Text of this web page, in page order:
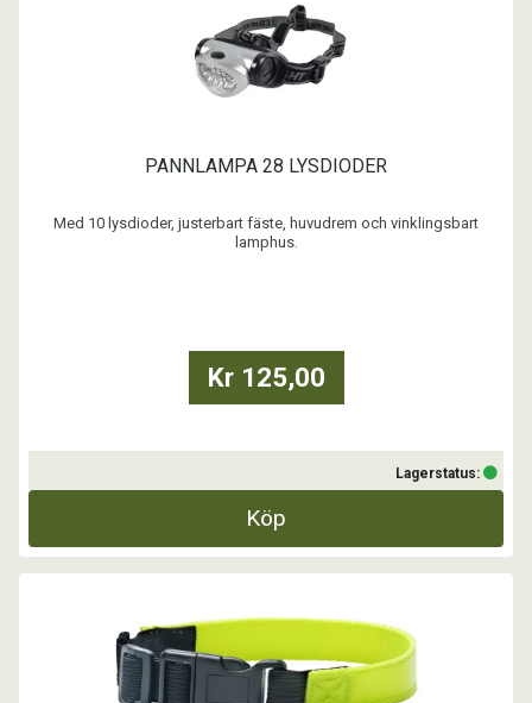
PANNLAMPA 28 LYSDIODER
Med 10 lysdioder, justerbart fäste, huvudrem och vinklingsbart
lamphus.
...
Kr 125,00
Lagerstatus:
Köp